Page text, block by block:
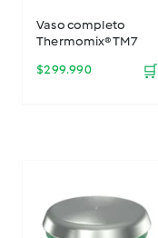
Vaso completo
Thermomix® TM7
$299.990 🛒